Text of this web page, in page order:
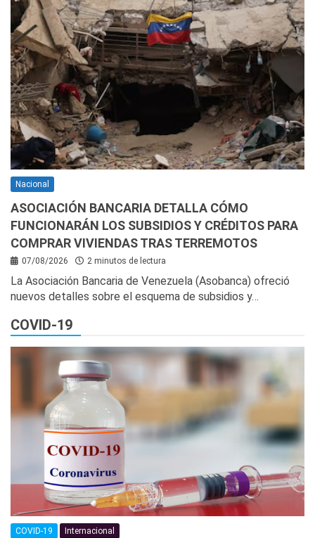
Nacional
ASOCIACIÓN BANCARIA DETALLA CÓMO
FUNCIONARÁN LOS SUBSIDIOS Y CRÉDITOS PARA
COMPRAR VIVIENDAS TRAS TERREMOTOS
07/08/2026 2 minutos de lectura
La Asociación Bancaria de Venezuela (Asobanca) ofreció
nuevos detalles sobre el esquema de subsidios y…
COVID-19
COVID-19 Internacional